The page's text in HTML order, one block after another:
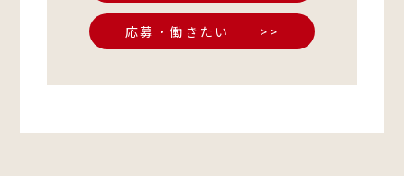
応募・働きたい >>